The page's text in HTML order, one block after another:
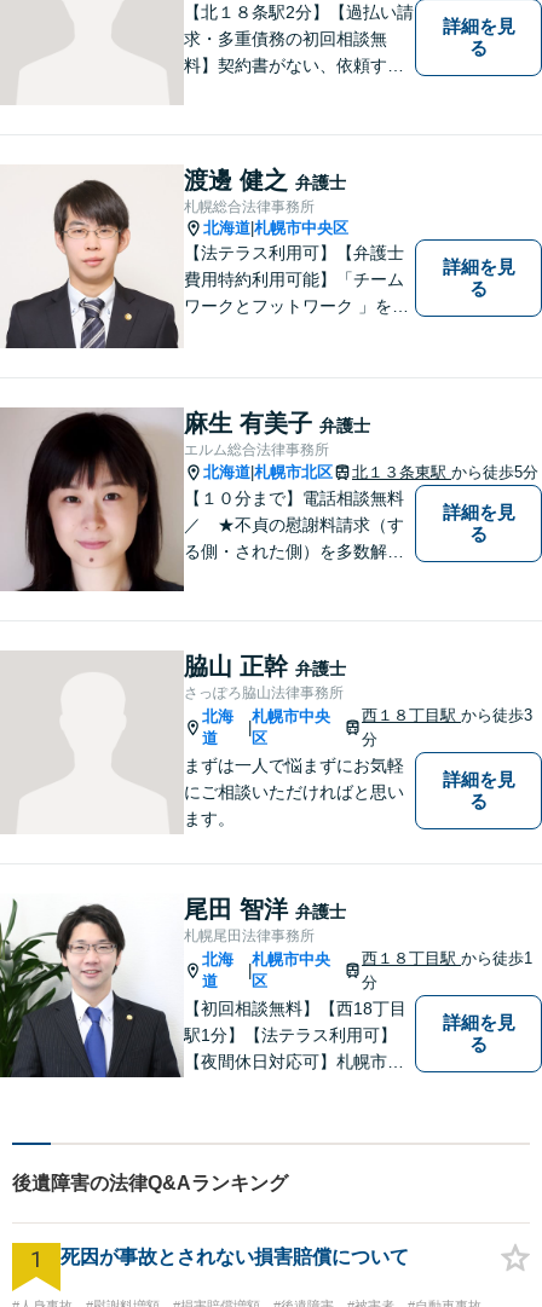
【北１８条駅2分】【過払い請
求・多重債務の初回相談無
料】契約書がない、依頼する
確認するのではすでに手遅れ
です。役員様のみならず、現
場のスタッフ様も法律知識が
仕事を守ります。
詳細を見
る
渡邊 健之 弁護士
札幌総合法律事務所
北海道 札幌市中央区
【法テラス利用可】【弁護士
費用特約利用可能】「チーム
ワークとフットワーク 」を合
り、地域の皆さまにとって、
もっと身近な存在になりたい
と考えています。離婚、相
続、交通事故、借金、労働、
刑事事件など
詳細を見
る
麻生 有美子 弁護士
エルム総合法律事務所
北海道 札幌市北区 北１３条東駅 から徒歩5分
【１０分まで】電話相談無料
／ ★不貞の慰謝料請求（す
る側・された側）を多数解
理士と連携。同席相談も可】
詳細を見
る
脇山 正幹 弁護士
さっぽろ脇山法律事務所
北海
道
|
札幌市中央
区
西１８丁目駅から徒歩3
分
まずは一人で悩まずにお気軽
にご相談いただければと思い
ます。
詳細を見
る
尾田 智洋 弁護士
札幌尾田法律事務所
北海
道
|
札幌市中央
区
西１８丁目駅から徒歩1
分
【初回相談無料】【西18丁目
駅1分】【法テラス利用可】
【夜間休日対応可】札幌市中
不動産問題・交通事故です。
様の法律問題に真摯に対応し
ます。ぜひ一度ご相談くださ
い。
詳細を見
る
後遺障害の法律Q&Aランキング
1 死因が事故とされない損害賠償について